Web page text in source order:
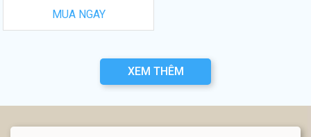
MUA NGAY
XEM THÊM